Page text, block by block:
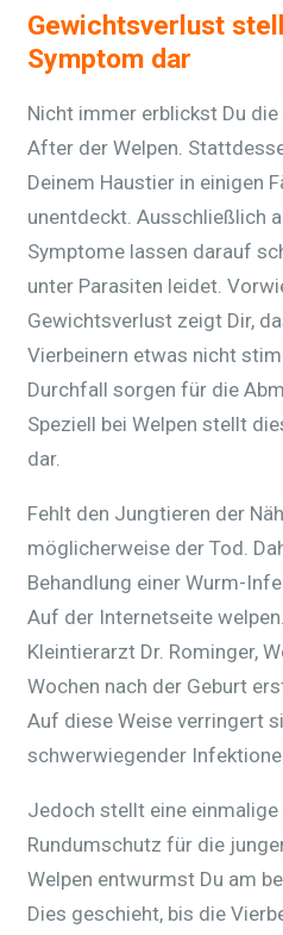
Gewichtsverlust
Symptom dar
Nicht immer erblickst Du
After der Welpen.
Deinem Haustier in einigen
unentdeckt. Ausschließlich
Symptome lassen darauf
unter Parasiten leidet.
Gewichtsverlust zeigt Dir,
Vierbeinern etwas nicht
Durchfall sorgen für die
Speziell bei Welpen stellt
dar.
Fehlt den Jungtieren der
möglicherweise der Tod.
Behandlung einer Wurm-
Auf der Internetseite
Kleintierarzt Dr. Rominger,
Wochen nach der Geburt
Auf diese Weise verringert
schwerwiegender
Jedoch stellt eine einmalige
Rundumschutz für die
Welpen entwurmst Du am
Dies geschieht, bis die